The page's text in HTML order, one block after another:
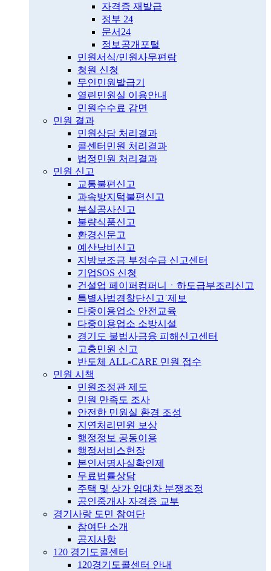
자격증 재발급
정부 24
문서24
정보공개포털
민원서식/민원사무편람
청원 신청
무인민원발급기
열린민원실 이용안내
민원수수료 감면
민원 결과
민원상담 처리결과
콜센터민원 처리결과
법정민원 처리결과
민원 신고
교통불편신고
과속방지턱불편신고
부실공사신고
불량식품신고
환경신문고
예산낭비신고
지방보조금 부정수급 신고센터
기업SOS 신청
건설업 페이퍼컴퍼니ㆍ하도급부조리신고
특별사법경찰단신고˙제보
다중이용업소 안전교육
다중이용업소 소방시설
경기도 불법사금융 피해신고센터
고충민원 신고
반도체 ALL-CARE 민원 접수
민원 시책
민원조정관 제도
민원 만족도 조사
안전한 민원실 환경 조성
지연처리민원 보상
행정정보 공동이용
행정서비스헌장
본인서명사실확인제
무료법률상담
주택 및 상가 임대차 분쟁조정
공인중개사 자격증 교부
경기사랑 도민 참여단
참여단 소개
공지사항
120 경기도콜센터
120경기도콜센터 안내